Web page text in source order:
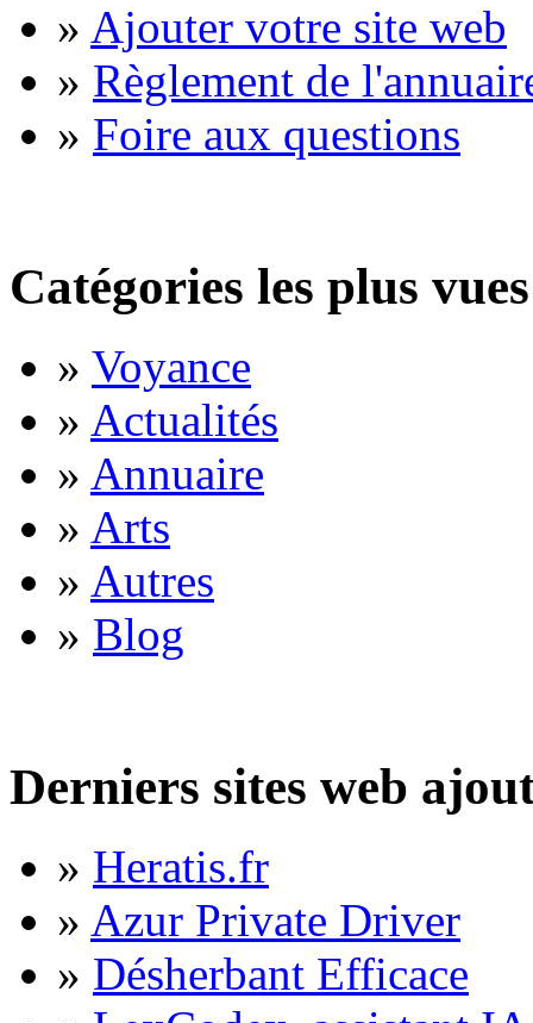
» Ajouter votre site web
» Règlement de
» Foire aux questions
Catégories les plus vues
» Voyance
» Actualités
» Annuaire
» Arts
» Autres
» Blog
Derniers sites web
» Heratis.fr
» Azur Private Driver
» Désherbant Efficace